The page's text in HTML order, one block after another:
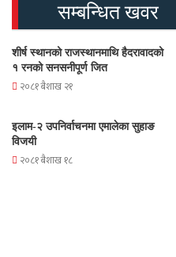
सम्बन्धित खवर
शीर्ष स्थानको राजस्थानमाथि हैदरावादको
१ रनको सनसनीपूर्ण जित
२०८१ बैशाख २१
इलाम-२ उपनिर्वाचनमा एमालेका सुहाङ
विजयी
२०८१ बैशाख १८